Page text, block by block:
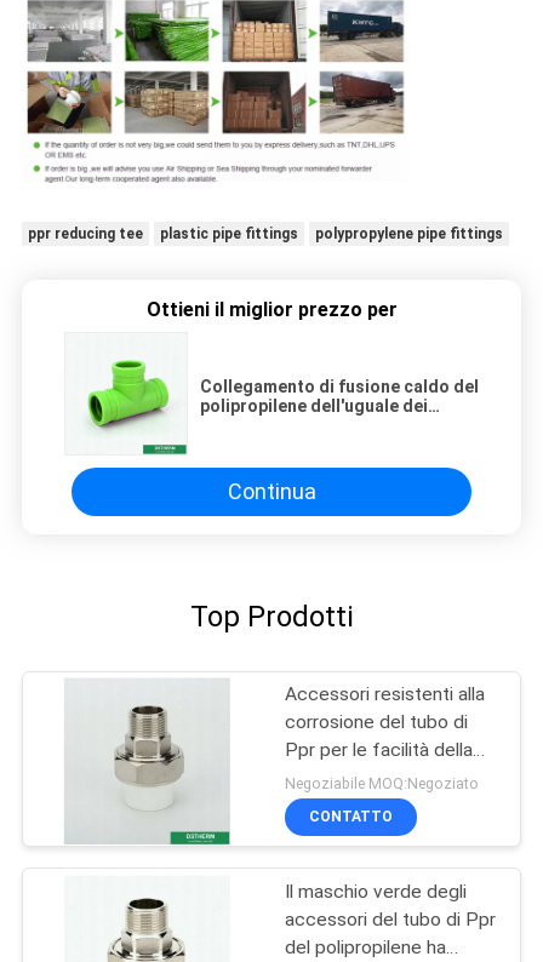
ppr reducing tee plastic pipe fittings polypropylene pipe fittings
Ottieni il miglior prezzo per
Collegamento di fusione caldo del
polipropilene dell'uguale dei
Continua
Top Prodotti
Accessori resistenti alla
corrosione del tubo di
Ppr per le facilità della
piscina
Negoziabile MOQ:Negoziato
CONTATTO
Il maschio verde degli
accessori del tubo di Ppr
del polipropilene ha